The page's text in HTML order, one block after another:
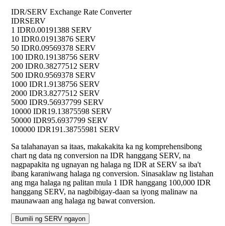
IDR/SERV Exchange Rate Converter
IDRSERV
1 IDR0.00191388 SERV
10 IDR0.01913876 SERV
50 IDR0.09569378 SERV
100 IDR0.19138756 SERV
200 IDR0.38277512 SERV
500 IDR0.9569378 SERV
1000 IDR1.9138756 SERV
2000 IDR3.8277512 SERV
5000 IDR9.56937799 SERV
10000 IDR19.13875598 SERV
50000 IDR95.6937799 SERV
100000 IDR191.38755981 SERV
Sa talahanayan sa itaas, makakakita ka ng komprehensibong
chart ng data ng conversion na IDR hanggang SERV, na
nagpapakita ng ugnayan ng halaga ng IDR at SERV sa iba't
ibang karaniwang halaga ng conversion. Sinasaklaw ng listahan
ang mga halaga ng palitan mula 1 IDR hanggang 100,000 IDR
hanggang SERV, na nagbibigay-daan sa iyong malinaw na
maunawaan ang halaga ng bawat conversion.
Bumili ng SERV ngayon